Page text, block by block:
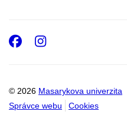
© 2026 Masarykova univerzita
Správce webu
Cookies
Facebook
Instagram